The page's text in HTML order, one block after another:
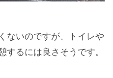
ないのですが、トイレや
するには良さそうです。